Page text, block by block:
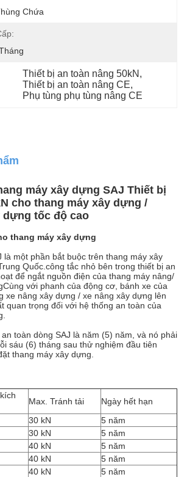
Chứa
Thiết bị an toàn nâng 50kN ,
Thiết bị an toàn nâng CE,
Phụ tùng phụ tùng nâng CE
máy xây dựng SAJ Thiết bị
cho thang máy xây dựng /
dựng tốc độ cao
thang máy xây dựng
là một phần bắt buộc trên thang máy xây
Quốc.công tắc nhỏ bên trong thiết bị an
để ngắt nguồn điện của thang máy nâng/
với phanh của động cơ, bánh xe của
xe nâng xây dựng / xe nâng xây dựng lên
quan trọng đối với hệ thống an toàn của
toàn dòng SAJ là năm (5) năm, và nó phải
sáu (6) tháng sau thử nghiệm đầu tiên
thang máy xây dựng.
Max. Tránh tải
Ngày hết hạn
30 kN
5 năm
30 kN
5 năm
40 kN
5 năm
40 kN
5 năm
40 kN
5 năm